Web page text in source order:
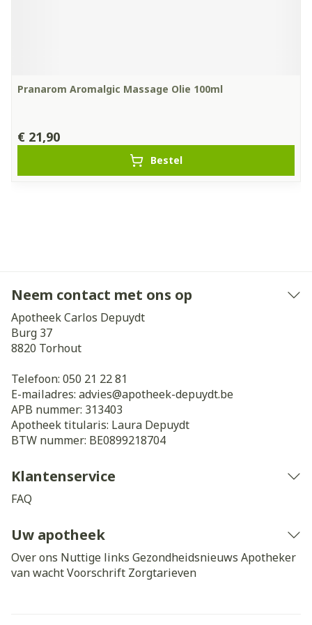
Pranarom Aromalgic Massage Olie 100ml
€ 21,90
Bestel
Neem contact met ons op
Apotheek Carlos Depuydt
Burg 37
8820 Torhout
Telefoon: 050 21 22 81
E-mailadres: advies@apotheek-depuydt.be
APB nummer: 313403
Apotheek titularis: Laura Depuydt
BTW nummer: BE0899218704
Klantenservice
FAQ
Uw apotheek
Over ons Nuttige links Gezondheidsnieuws Apotheker
van wachtVoorschrift Zorgtarieven